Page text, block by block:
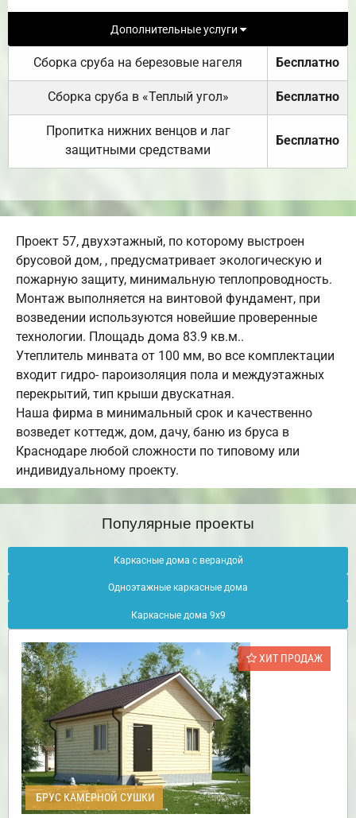
Дополнительные услуги
Сборка сруба на березовые нагеля Бесплатно
Сборка сруба в «Теплый угол» Бесплатно
Пропитка нижних венцов и лаг
защитными средствами
Бесплатно
Проект 57, двухэтажный, по которому выстроен
брусовой дом, , предусматривает экологическую и
пожарную защиту, минимальную теплопроводность.
Монтаж выполняется на винтовой фундамент, при
возведении используются новейшие проверенные
технологии. Площадь дома 83.9 кв.м..
Утеплитель минвата от 100 мм, во все комплектации
входит гидро- пароизоляция пола и междуэтажных
перекрытий, тип крыши двускатная.
Наша фирма в минимальный срок и качественно
возведет коттедж, дом, дачу, баню из бруса в
Краснодаре любой сложности по типовому или
индивидуальному проекту.
Популярные проекты
Каркасные дома с верандой
Одноэтажные каркасные дома
Каркасные дома 9х9
ХИТ ПРОДАЖ
БРУС КАМЕРНОЙ СУШКИ